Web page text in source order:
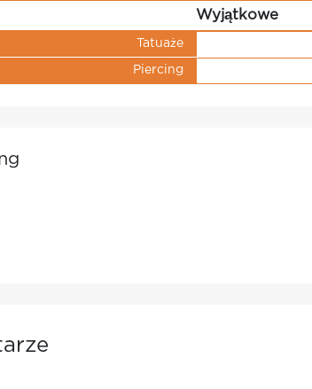
Wyjątkowe
Tatuaże
Piercing